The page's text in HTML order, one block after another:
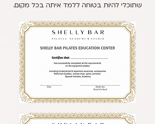
שתוכלי להיות בטוחה ללמד איתה בכל מקום.